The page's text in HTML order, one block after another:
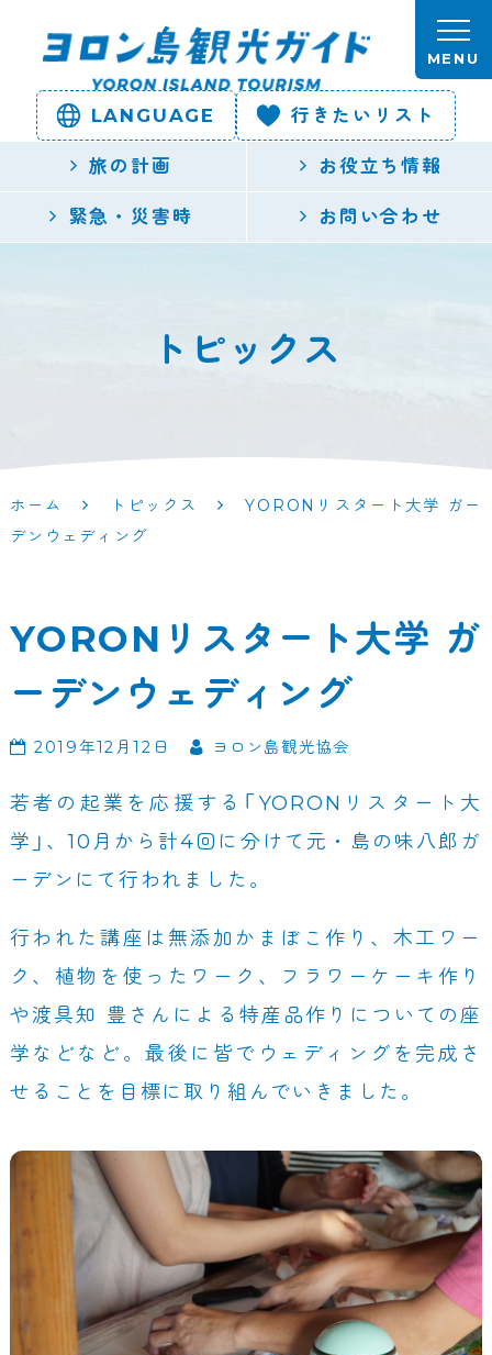
ヨロン島
観光ガイ
ド | 鹿児
端の与論
光サイト
LANGUAGE 行きたいリスト
旅の計画 お役立ち情報
緊急・災害時 お問い合わせ
MENU
トピックス
ホーム トピックス
YORONリスタート大学 ガー
デンウェディング
YORONリスタート大学 ガ
ーデンウェディング
2019年12月12日 ヨロン島観光協会
若者の起業を応援する「YORONリスタート大
学」、10月から計4回に分けて元・島の味八郎ガ
ーデンにて行われました。
行われた講座は無添加かまぼこ作り、木工ワー
ク、植物を使ったワーク、フラワーケーキ作り
や渡具知 豊さんによる特産品作りについての座
学などなど。最後に皆でウェディングを完成さ
せることを目標に取り組んでいきました。